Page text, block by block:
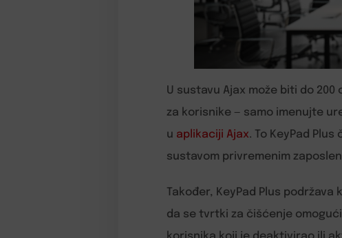
U sustavu Ajax može biti do
za korisnike — samo imenujte
u aplikaciji Ajax. To KeyPad
sustavom privremenim
Također, KeyPad Plus
da se tvrtki za čišćenje